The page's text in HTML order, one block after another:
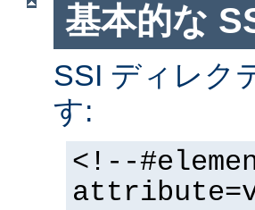
基本的な
SSI ディレク
す:
<!--